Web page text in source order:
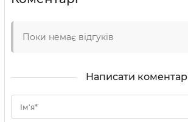
Поки немає відгуків
Написати коментар
Ім'я*